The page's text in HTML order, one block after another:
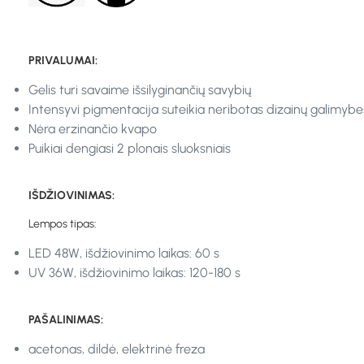
PRIVALUMAI:
Gelis turi savaime išsilyginančių savybių
Intensyvi pigmentacija suteikia neribotas dizainų
Nėra erzinančio kvapo
Puikiai dengiasi 2 plonais sluoksniais
IŠDŽIOVINIMAS:
Lempos tipas:
LED 48W, išdžiovinimo laikas: 60 s
UV 36W, išdžiovinimo laikas: 120-180 s
PAŠALINIMAS:
acetonas, dildė, elektrinė freza